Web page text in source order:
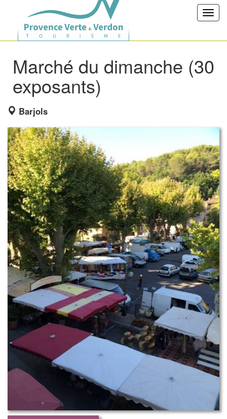
Marché du dimanche (30
exposants)
Barjols